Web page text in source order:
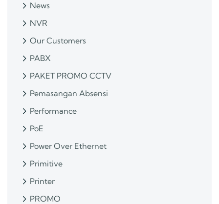
News
NVR
Our Customers
PABX
PAKET PROMO CCTV
Pemasangan Absensi
Performance
PoE
Power Over Ethernet
Primitive
Printer
PROMO